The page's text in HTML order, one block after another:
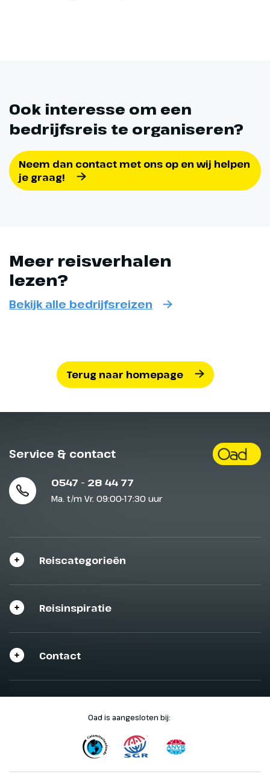
Ook interesse om een
bedrijfsreis te organiseren?
Neem dan contact met ons op en wij helpen
je graag!
Meer reisverhalen
lezen?
Bekijk alle bedrijfsreizen
Terug naar homepage
Service & contact
0547 - 28 44 77
Ma. t/m Vr. 09:00-17:30 uur
Reiscategorieën
Reisinspiratie
Contact
Oad is aangesloten bij: